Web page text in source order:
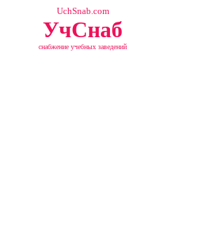
UchSnab.com
УчСнаб
снабжение учебных заведений